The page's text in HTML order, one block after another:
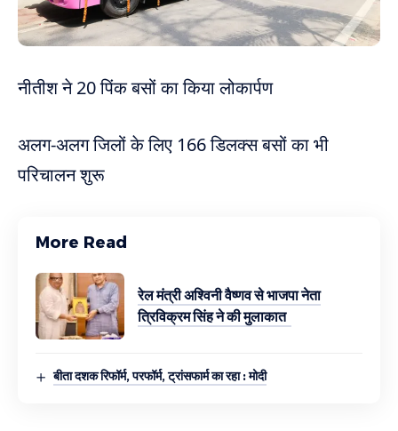
नीतीश ने 20 पिंक बसों का किया लोकार्पण
अलग-अलग जिलों के लिए 166 डिलक्स बसों का भी
परिचालन शुरू
More Read
रेल मंत्री अश्विनी वैष्णव से भाजपा नेता
त्रिविक्रम सिंह ने की मुलाकात
बीता दशक रिफॉर्म, परफॉर्म, ट्रांसफार्म का रहा : मोदी